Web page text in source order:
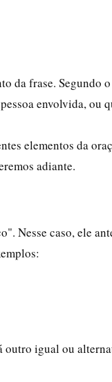
da frase. Segundo o
envolvida, ou
elementos da
adiante.
Nesse caso, ele
igual ou